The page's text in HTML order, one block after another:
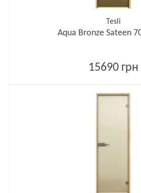
Tesli
Aqua Bronze Sateen
15690 грн